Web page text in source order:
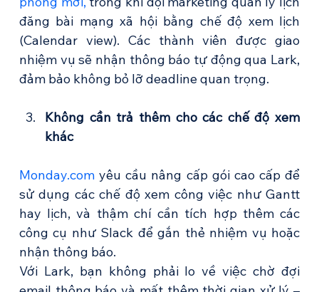
đăng bài mạng xã hội bằng chế độ xem lịch
(Calendar view). Các thành viên được giao
nhiệm vụ sẽ nhận thông báo tự động qua Lark,
đảm bảo không bỏ lỡ deadline quan trọng.
Không cần trả thêm cho các chế độ xem
khác
Monday.com yêu cầu nâng cấp gói cao cấp để
sử dụng các chế độ xem công việc như Gantt
hay lịch, và thậm chí cần tích hợp thêm các
công cụ như Slack để gắn thẻ nhiệm vụ hoặc
nhận thông báo.
Với Lark, bạn không phải lo về việc chờ đợi